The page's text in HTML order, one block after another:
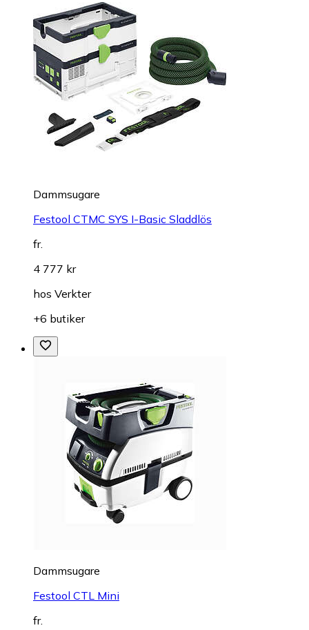
Dammsugare
Festool CTMC SYS I-Basic Sladdlös
fr.
4 777 kr
hos Verkter
+6 butiker
Dammsugare
Festool CTL Mini
fr.